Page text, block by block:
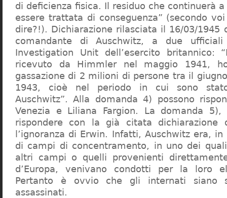
di deficienza fisica. Il residuo che continuerà
essere trattata di conseguenza” (secondo
dire?!). Dichiarazione rilasciata il 16/03/1945
comandante di Auschwitz, a due
Investigation Unit dell’esercito britannico:
ricevuto da Himmler nel maggio 1941,
gassazione di 2 milioni di persone tra il
1943, cioè nel periodo in cui sono
Auschwitz”. Alla domanda 4) possono
Venezia e Liliana Fargion. La domanda
rispondere con la già citata dichiarazione
l’ignoranza di Erwin. Infatti, Auschwitz era,
di campi di concentramento, in uno dei
altri campi o quelli provenienti
d’Europa, venivano condotti per la loro
Pertanto è ovvio che gli internati siano
assassinati.